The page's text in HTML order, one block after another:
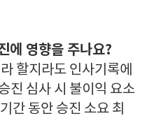
에 영향을 주나요?
할지라도 인사기록에
진 심사 시 불이익 요소
간 동안 승진 소요 최